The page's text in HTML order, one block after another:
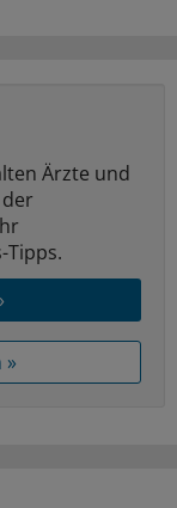
Ärzte und
Tipps.
»